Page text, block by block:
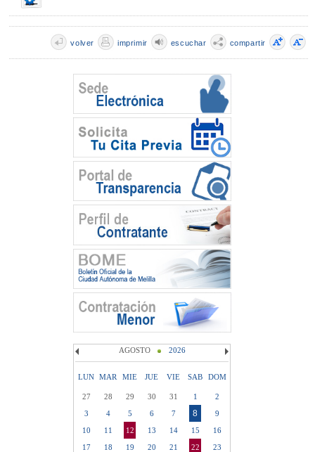
compartir
escuchar
imprimir
volver
AGOSTO 2026
LUN MAR MIE JUE VIE SAB DOM
27 28 29 30 31 1
2
3
4 5 6 7 8
9
10
11 12 13 14 15
16
17
18 19 20 21 22
23